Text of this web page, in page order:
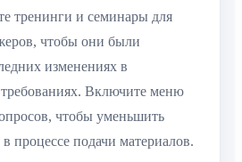
тренинги и семинары для
чтобы они были
изменениях в
требованиях. Включите меню
чтобы уменьшить
процессе подачи материалов.